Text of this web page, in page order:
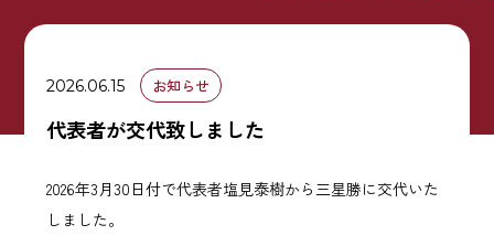
2026.06.15 お知らせ
代表者が交代致しました
2026年3月30日付で代表者塩見泰樹から三星勝に交代いた
しました。